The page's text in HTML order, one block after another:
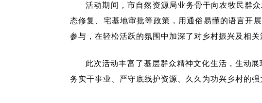
活动期间，市自然资源局业务骨干向农牧民群
态修复、宅基地审批等政策，用通俗易懂的语言开
参与，在轻松活跃的氛围中加深了对乡村振兴及相
此次活动丰富了基层群众精神文化生活， 生动展
务实干事业、严守底线护资源、久久为功兴乡村的强